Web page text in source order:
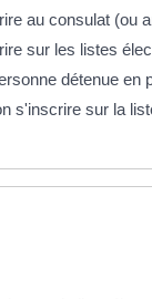
au consulat (ou
sur les listes
détenue en
s'inscrire sur la